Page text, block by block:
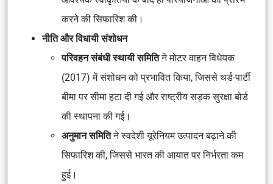
करने की सिफारिश की।
नीति और विधायी संशोधन
परिवहन संबंधी स्थायी समितिनेमोटर वाहन विधेयक
(2017) में संशोधन को प्रभावित किया, जिससे थर्ड-पार्टी
बीमा पर सीमाहटा दी गई औरराष्ट्रीय सड़क सुरक्षा बोर्ड
की स्थापना की गई।
अनुमान समितिनेस्वदेशी यूरेनियम उत्पादनबढ़ाने की
सिफारिश की, जिससे भारत की आयात पर निर्भरताकम
हुई।